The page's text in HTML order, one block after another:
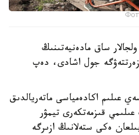
ساق مادەنيەتىنىڭ
جول اشادى، دەپ
عىلىم اكادەمياسى ماتەريالدىق
قىزمەتكەرى تيمۋر
ەكى ستەلانىڭ ازىرگە